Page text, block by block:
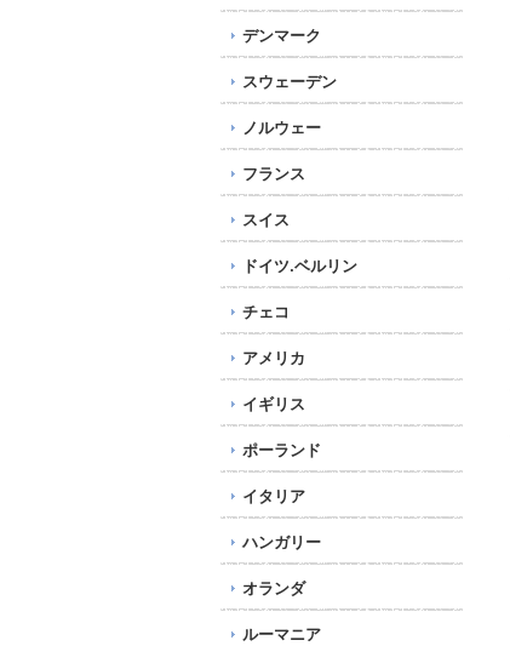
デンマーク
スウェーデン
ノルウェー
フランス
スイス
ドイツ.ベルリン
チェコ
アメリカ
イギリス
ポーランド
イタリア
ハンガリー
オランダ
ルーマニア